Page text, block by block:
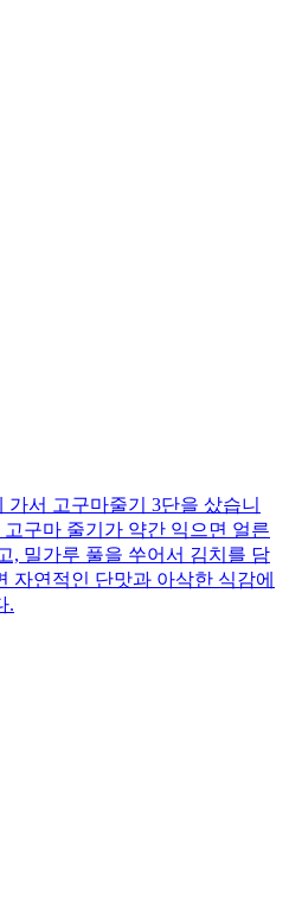
서 고구마줄기 3단을 샀습니
구마 줄기가 약간 익으면 얼른
, 밀가루 풀을 쑤어서 김치를 담
자연적인 단맛과 아삭한 식감에
.